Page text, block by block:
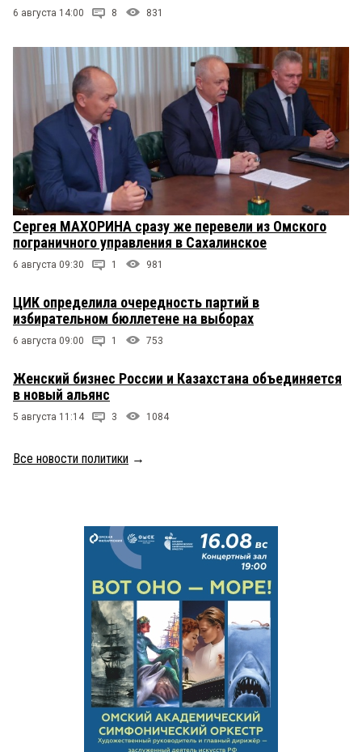
6 августа 14:00 8 831
Сергея МАХОРИНА сразу же перевели из Омского
пограничного управления в Сахалинское
6 августа 09:30 1 981
ЦИК определила очередность партий в
избирательном бюллетене на выборах
6 августа 09:00 1 753
Женский бизнес России и Казахстана объединяется
в новый альянс
5 августа 11:14 3 1084
Все новости политики →